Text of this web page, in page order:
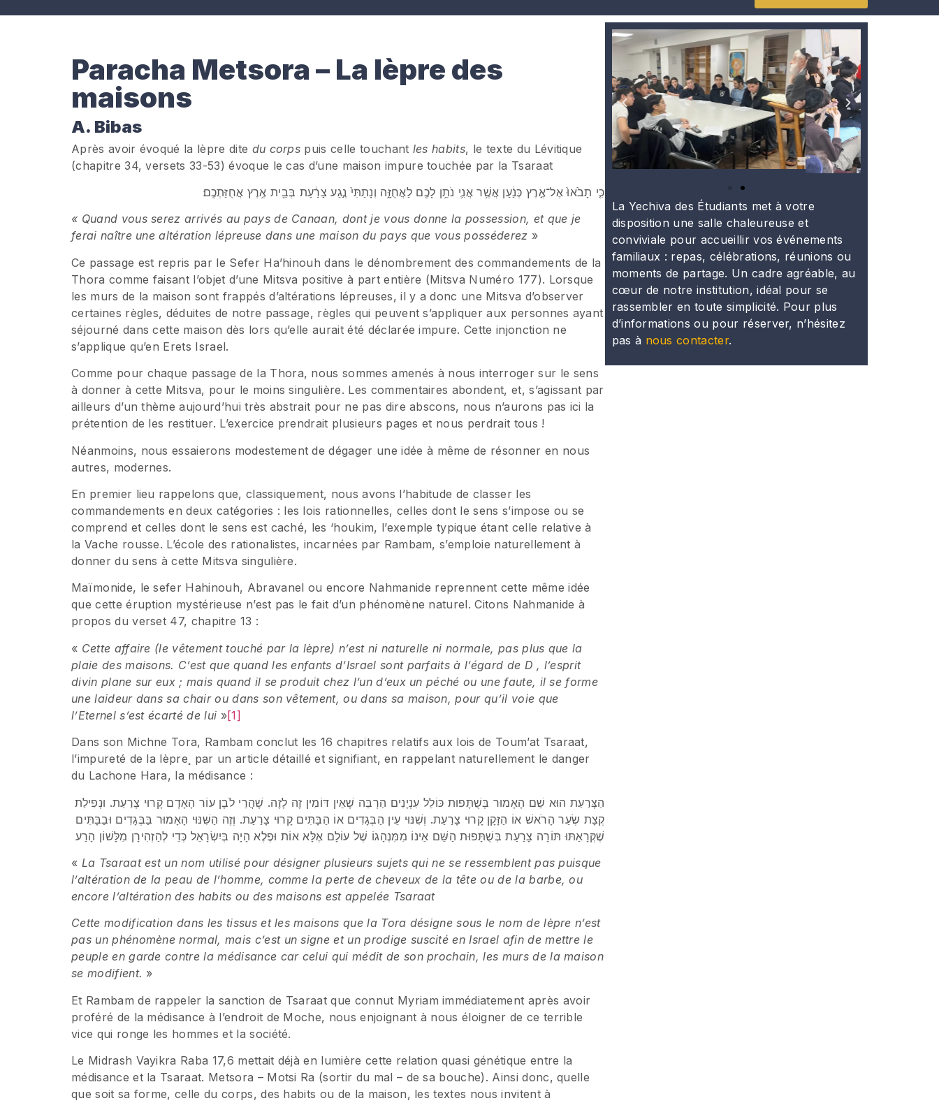
Paracha Metsora – La lèpre des
maisons
A. Bibas
Après avoir évoqué la lèpre dite du corps puis celle touchant les habits, le texte du Lévitique
(chapitre 34, versets 33-53) évoque le cas d’une maison impure touchée par la Tsaraat
כִּ֤י תָבֹ֙אוּ֙ אֶל־אֶ֣רֶץ כְּנַ֔עַן אֲשֶׁ֥ר אֲנִ֛י נֹתֵ֥ן לָכֶ֖ם לַאֲחֻזָּ֑ה וְנָתַתִּי֙ נֶ֣גַע צָרַ֔עַת בְּבֵ֖ית אֶ֥רֶץ אֲחֻזַּתְכֶֽם׃
« Quand vous serez arrivés au pays de Canaan, dont je vous donne la possession, et que je
ferai naître une altération lépreuse dans une maison du pays que vous posséderez »
Ce passage est repris par le Sefer Ha’hinouh dans le dénombrement des commandements de la
Thora comme faisant l’objet d’une Mitsva positive à part entière (Mitsva Numéro 177). Lorsque
les murs de la maison sont frappés d’altérations lépreuses, il y a donc une Mitsva d’observer
certaines règles, déduites de notre passage, règles qui peuvent s’appliquer aux personnes ayant
séjourné dans cette maison dès lors qu’elle aurait été déclarée impure. Cette injonction ne
s’applique qu’en Erets Israel.
Comme pour chaque passage de la Thora, nous sommes amenés à nous interroger sur le sens
à donner à cette Mitsva, pour le moins singulière. Les commentaires abondent, et, s’agissant par
ailleurs d’un thème aujourd’hui très abstrait pour ne pas dire abscons, nous n’aurons pas ici la
prétention de les restituer. L’exercice prendrait plusieurs pages et nous perdrait tous !
Néanmoins, nous essaierons modestement de dégager une idée à même de résonner en nous
autres, modernes.
En premier lieu rappelons que, classiquement, nous avons l’habitude de classer les
commandements en deux catégories : les lois rationnelles, celles dont le sens s’impose ou se
comprend et celles dont le sens est caché, les ‘houkim, l’exemple typique étant celle relative à
la Vache rousse. L’école des rationalistes, incarnées par Rambam, s’emploie naturellement à
donner du sens à cette Mitsva singulière.
Maïmonide, le sefer Hahinouh, Abravanel ou encore Nahmanide reprennent cette même idée
que cette éruption mystérieuse n’est pas le fait d’un phénomène naturel. Citons Nahmanide à
propos du verset 47, chapitre 13 :
« Cette affaire (le vêtement touché par la lèpre) n’est ni naturelle ni normale, pas plus que la
plaie des maisons. C’est que quand les enfants d’Israel sont parfaits à l’égard de D , l’esprit
divin plane sur eux ; mais quand il se produit chez l’un d’eux un péché ou une faute, il se forme
une laideur dans sa chair ou dans son vêtement, ou dans sa maison, pour qu’il voie que
l’Eternel s’est écarté de lui »[1]
Dans son Michne Tora, Rambam conclut les 16 chapitres relatifs aux lois de Toum’at Tsaraat,
l’impureté de la lèpre¸ par un article détaillé et signifiant, en rappelant naturellement le danger
du Lachone Hara, la médisance :
הַצָּרַעַת הוּא שֵׁם הָאָמוּר בְּשֻׁתָּפוּת כּוֹלֵל עִנְיָנִים הַרְבֵּה שֶׁאֵין דּוֹמִין זֶה לָזֶה. שֶׁהֲרֵי לֹבֶן עוֹר הָאָדָם קָרוּי צָרַעַת. וּנְפִילַת
קְצָת שְׂעַר הָרֹאשׁ אוֹ הַזָּקָן קָרוּי צָרַעַת. וְשִׁנּוּי עֵין הַבְּגָדִים אוֹ הַבָּתִּים קָרוּי צָרַעַת. וְזֶה הַשִּׁנּוּי הָאָמוּר בַּבְּגָדִים וּבַבָּתִּים
שֶׁקְּרָאַתּוּ תּוֹרָה צָרַעַת בְּשֻׁתָּפוּת הַשֵּׁם אֵינוֹ מִמִּנְהָגוֹ שֶׁל עוֹלָם אֶלָּא אוֹת וּפֶלֶא הָיָה בְּיִשְׂרָאֵל כְּדֵי לְהַזְהִירָן מִלָּשׁוֹן הָרַע
« La Tsaraat est un nom utilisé pour désigner plusieurs sujets qui ne se ressemblent pas puisque
l’altération de la peau de l’homme, comme la perte de cheveux de la tête ou de la barbe, ou
encore l’altération des habits ou des maisons est appelée Tsaraat
Cette modification dans les tissus et les maisons que la Tora désigne sous le nom de lèpre n’est
pas un phénomène normal, mais c’est un signe et un prodige suscité en Israel afin de mettre le
peuple en garde contre la médisance car celui qui médit de son prochain, les murs de la maison
se modifient. »
Et Rambam de rappeler la sanction de Tsaraat que connut Myriam immédiatement après avoir
proféré de la médisance à l’endroit de Moche, nous enjoignant à nous éloigner de ce terrible
vice qui ronge les hommes et la société.
Le Midrash Vayikra Raba 17,6 mettait déjà en lumière cette relation quasi génétique entre la
médisance et la Tsaraat. Metsora – Motsi Ra (sortir du mal – de sa bouche). Ainsi donc, quelle
que soit sa forme, celle du corps, des habits ou de la maison, les textes nous invitent à
La Yechiva des Étudiants met à votre
disposition une salle chaleureuse et
conviviale pour accueillir vos événements
familiaux : repas, célébrations, réunions ou
moments de partage. Un cadre agréable, au
cœur de notre institution, idéal pour se
rassembler en toute simplicité. Pour plus
d’informations ou pour réserver, n’hésitez
pas à nous contacter.